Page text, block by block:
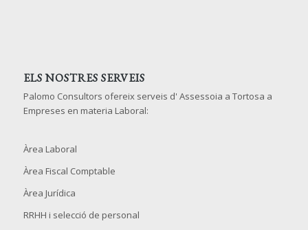
ELS NOSTRES SERVEIS
Palomo Consultors ofereix serveis d' Assessoia a Tortosa a
Empreses en materia Laboral:
Àrea Laboral
Àrea Fiscal Comptable
Àrea Jurídica
RRHH i selecció de personal